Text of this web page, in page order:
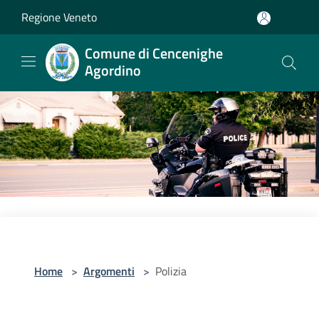
Regione Veneto
Comune di Cencenighe
Agordino
Home > Argomenti > Polizia